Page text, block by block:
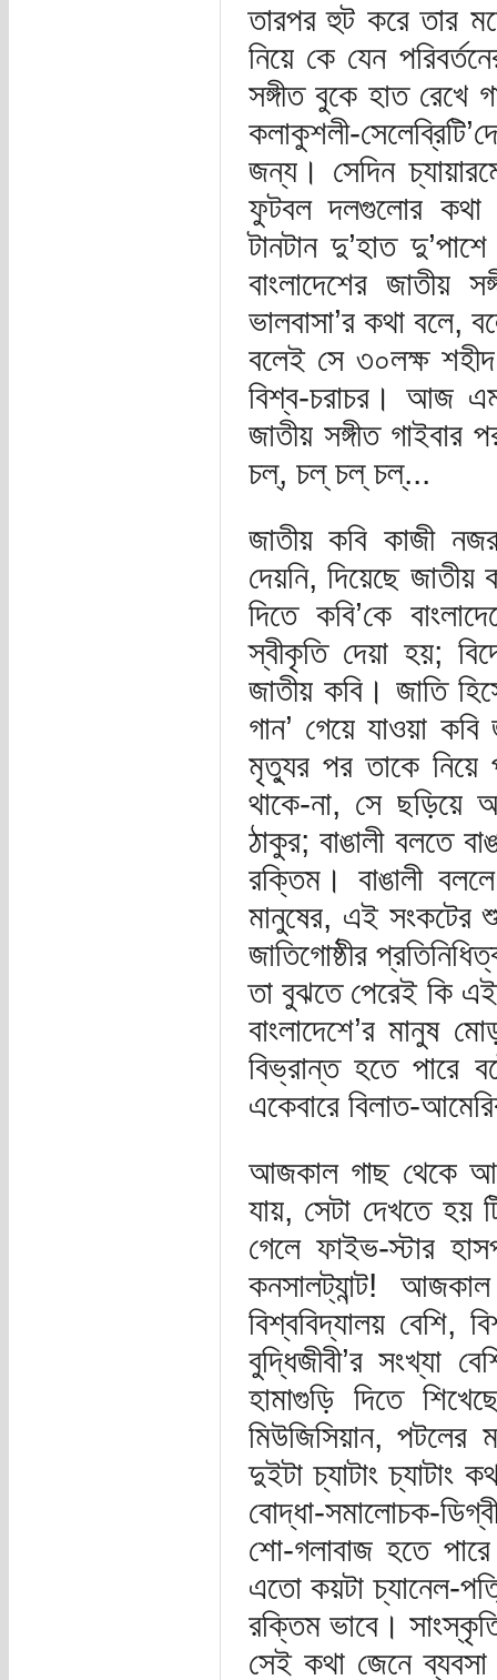
তারপর হুট করে তার
নিয়ে কে যেন
সঙ্গীত বুকে হাত রেখে
কলাকুশলী-
জন্য। সেদিন
ফুটবল দলগুলোর কথা
টানটান দু’হাত
বাংলাদেশের জাতীয়
ভালবাসা’র কথা বলে,
বলেই সে ৩০লক্ষ
বিশ্ব-চরাচর। আজ
জাতীয় সঙ্গীত
চল্, চল্ চল্ চল্...
জাতীয় কবি কাজী
দেয়নি, দিয়েছে
দিতে কবি’কে
স্বীকৃতি দেয়া হয়;
জাতীয় কবি। জাতি
গান’ গেয়ে যাওয়া
মৃত্যুর পর তাকে নিয়ে
থাকে-না, সে ছড়িয়ে
ঠাকুর; বাঙালী বলতে
রক্তিম। বাঙালী
মানুষের, এই সংকটের
জাতিগোষ্ঠীর
তা বুঝতে পেরেই কি
বাংলাদেশে’র মানুষ
বিভ্রান্ত হতে পারে
একেবারে বিলাত-
আজকাল গাছ থেকে আম
যায়, সেটা দেখতে
গেলে ফাইভ-স্টার
কনসালট্যান্ট!
বিশ্ববিদ্যালয় বেশি,
বুদ্ধিজীবী’র সংখ্যা
হামাগুড়ি দিতে
মিউজিসিয়ান, পটলের
দুইটা চ্যাটাং চ্যাটাং
বোদ্ধা-সমালোচক-
শো-গলাবাজ হতে
এতো কয়টা চ্যানেল-
রক্তিম ভাবে।
সেই কথা জেনে